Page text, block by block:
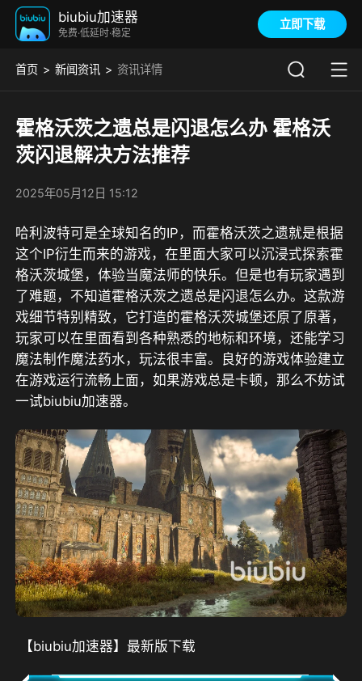
biubiu加速器
免费·低延时·稳定
立即下载
首页 新闻资讯 资讯详情
霍格沃茨之遗总是闪退怎么办 霍格沃
茨闪退解决方法推荐
2025年05月12日 15:12
哈利波特可是全球知名的IP，而霍格沃茨之遗就是根据
这个IP衍生而来的游戏，在里面大家可以沉浸式探索霍
格沃茨城堡，体验当魔法师的快乐。但是也有玩家遇到
了难题，不知道霍格沃茨之遗总是闪退怎么办。这款游
戏细节特别精致，它打造的霍格沃茨城堡还原了原著，
玩家可以在里面看到各种熟悉的地标和环境，还能学习
魔法制作魔法药水，玩法很丰富。良好的游戏体验建立
在游戏运行流畅上面，如果游戏总是卡顿，那么不妨试
一试biubiu加速器。
【biubiu加速器】最新版下载